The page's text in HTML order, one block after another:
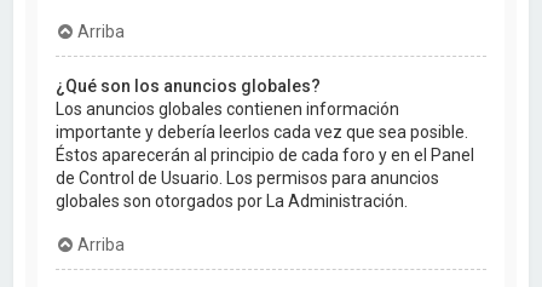
Arriba
¿Qué son los anuncios globales?
Los anuncios globales contienen información
importante y debería leerlos cada vez que sea posible.
Éstos aparecerán al principio de cada foro y en el Panel
de Control de Usuario. Los permisos para anuncios
globales son otorgados por La Administración.
Arriba